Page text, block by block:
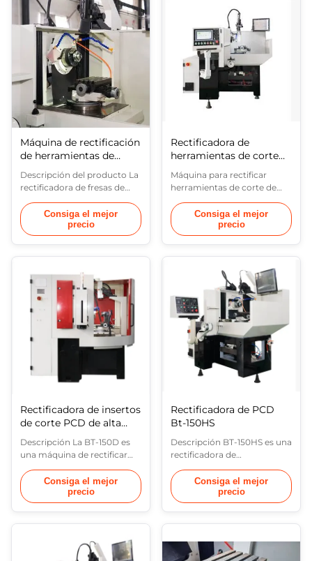
económica y la rectificación
de herramientas de corte
hechas de PCD, PCBN, CVD,
tungsteno, carburo y otros ...
herramientas PCD para la
rectificación de
herramientas PCD está
hecha de molino ola
escillacióneje ((eje X), eje de
rotación en ...
Máquina de rectificación
de herramientas de
PCD rentable
Descripción del producto La
rectificadora de fresas de
forma económica y rectifica
herramientas de PCD, PCBN
y CVD; fabrica y rectifica
velocidad. Al rectificar
plaquitas soldadas estándar
o no estándar, plaquitas de
clip, ...
Consiga el mejor
precio
Rectificadora de
herramientas de corte
Máquina para rectificar
herramientas de corte de
de producciónMáquina para
rectificar herramientas de
corte de PCBN y PCD está
rotación en el plano
horizontal ((eje C), eje de
alimentación de la pieza de
trabajo ((eje Y)...
Consiga el mejor
precio
Rectificadora de insertos
de corte PCD de alta
precisión
Descripción La BT-150D es
una máquina de rectificar
ejes que consiste en el eje de
oscilación de la rueda (eje X),
el eje de inclinación de la
pieza de trabajo (eje B) y el
eje de alimentación de la
Consiga el mejor
precio
Rectificadora de PCD
Bt-150HS
Descripción BT-150HS es una
rectificadora de
diseñada para la fabricación
y reafilado de herramientas
de corte superduras hechas
acero de alta velocidad. Su
exclusivo dispositivo de
Consiga el mejor
precio